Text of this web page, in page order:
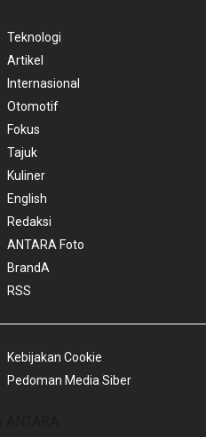
Teknologi
Artikel
Internasional
Otomotif
Fokus
Tajuk
Kuliner
English
Redaksi
ANTARA Foto
BrandA
RSS
Kebijakan Cookie
Pedoman Media Siber